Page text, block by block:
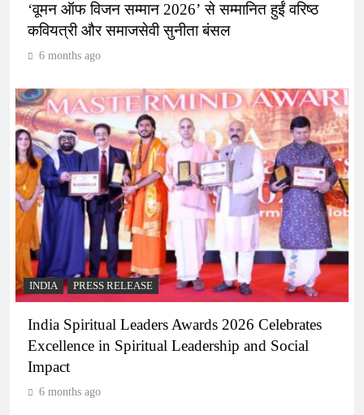
‘वूमन ऑफ विजन सम्मान 2026’ से सम्मानित हुईं वरिष्ठ
कवियत्री और समाजसेवी सुनीता बंसल
6 months ago
INDIA PRESS RELEASE
India Spiritual Leaders Awards 2026 Celebrates
Excellence in Spiritual Leadership and Social
Impact
6 months ago